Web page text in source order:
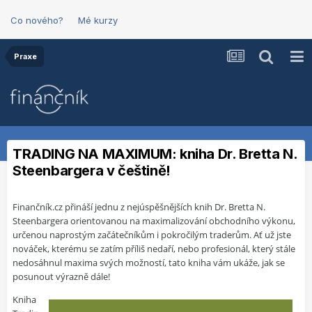
Co nového? Mé kurzy
Praxe
TRADING NA MAXIMUM: kniha Dr. Bretta N.
Steenbargera v češtině!
Finančník.cz přináší jednu z nejúspěšnějších knih Dr. Bretta N.
Steenbargera orientovanou na maximalizování obchodního výkonu,
určenou naprostým začátečníkům i pokročilým traderům. Ať už jste
nováček, kterému se zatím příliš nedaří, nebo profesionál, který stále
nedosáhnul maxima svých možností, tato kniha vám ukáže, jak se
posunout výrazně dále!
Kniha